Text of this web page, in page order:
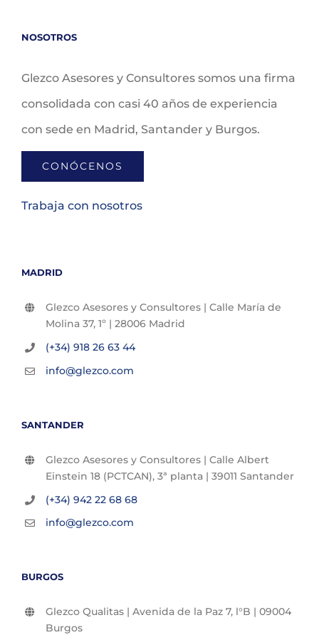
NOSOTROS
Glezco Asesores y Consultores somos una firma
consolidada con casi 40 años de experiencia
con sede en Madrid, Santander y Burgos.
CONÓCENOS
Trabaja con nosotros
MADRID
Glezco Asesores y Consultores | Calle María de
Molina 37, 1º | 28006 Madrid
(+34) 918 26 63 44
info@glezco.com
SANTANDER
Glezco Asesores y Consultores | Calle Albert
Einstein 18 (PCTCAN), 3ª planta | 39011 Santander
(+34) 942 22 68 68
info@glezco.com
BURGOS
Glezco Qualitas | Avenida de la Paz 7, l°B | 09004
Burgos